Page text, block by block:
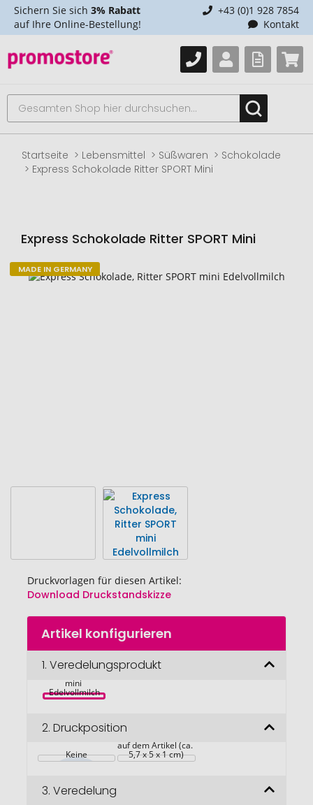
Sichern Sie sich 3% Rabatt
auf Ihre Online-Bestellung!
+43 (0)1 928 7854
Kontakt
Startseite Lebensmittel Süßwaren
Schokolade
Express Schokolade Ritter SPORT Mini
Express Schokolade Ritter SPORT Mini
Zum
Druckvorlagen für diesen Artikel:
Download Druckstandskizze
Zum
Anfang
Bildgalerie
MADE IN GERMANY
Artikel konfigurieren
1. Veredelungsprodukt
Schokolade,
mini
Edelvollmilch
2. Druckposition
Keine
auf dem Artikel (ca.
5,7 x 5 x 1 cm)
3. Veredelung